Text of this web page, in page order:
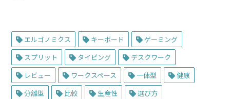
エルゴノミクス キーボード
ゲーミング
スプリット
タイピング
デスクワーク
レビュー
ワークスペース 一体型
健康
分離型
比較 生産性 選び方